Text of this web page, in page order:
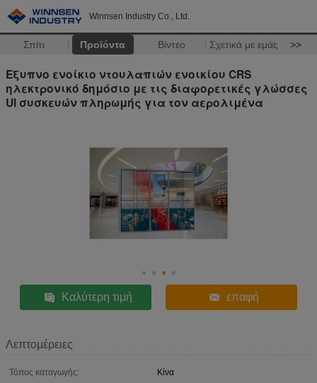
Winnsen Industry Co., Ltd.
Σπίτι Προϊόντα Βίντεο Σχετικά με εμάς >>
Έξυπνο ενοίκιο ντουλαπιών ενοικίου CRS
ηλεκτρονικό δημόσιο με τις διαφορετικές γλώσσες
UI συσκευών πληρωμής για τον αερολιμένα
Καλύτερη τιμή επαφή
Λεπτομέρειες
Τόπος καταγωγής:
Κίνα